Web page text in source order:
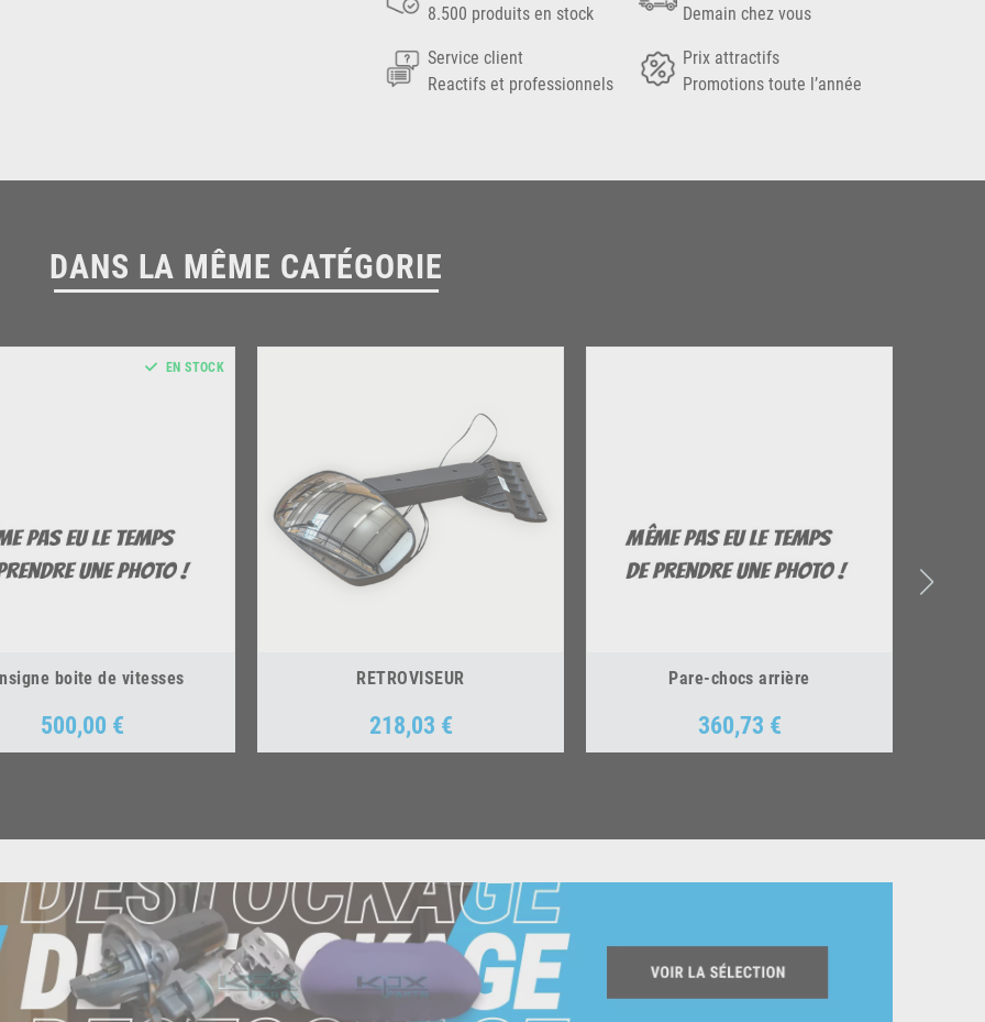
8.500 produits en stock
Demain chez vous
Service client
Reactifs et professionnels
Prix attractifs
Promotions toute l’année
DANS LA MÊME CATÉGORIE
boite de vitesses
Prix
500,00 €
EN STOCK
RETROVISEUR
Prix
218,03 €
Pare-chocs arrière
Prix
360,73 €